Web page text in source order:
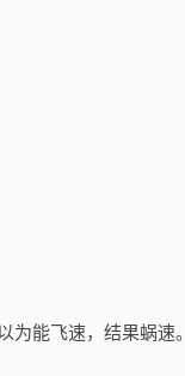
为能飞速，结果蜗速。